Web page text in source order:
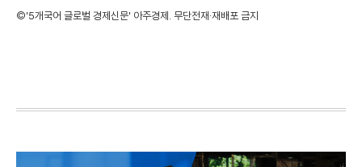
©'5개국어 글로벌 경제신문' 아주경제. 무단전재·재배포 금지